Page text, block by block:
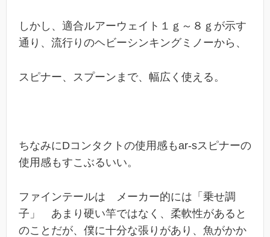
しかし、適合ルアーウェイト１ｇ～８ｇが示す
通り、流行りのヘビーシンキングミノーから、
スピナー、スプーンまで、幅広く使える。
ちなみにDコンタクトの使用感もar-sスピナーの
使用感もすこぶるいい。
ファインテールは メーカー的には「乗せ調
子」 あまり硬い竿ではなく、柔軟性があると
のことだが、僕に十分な張りがあり、魚がかか